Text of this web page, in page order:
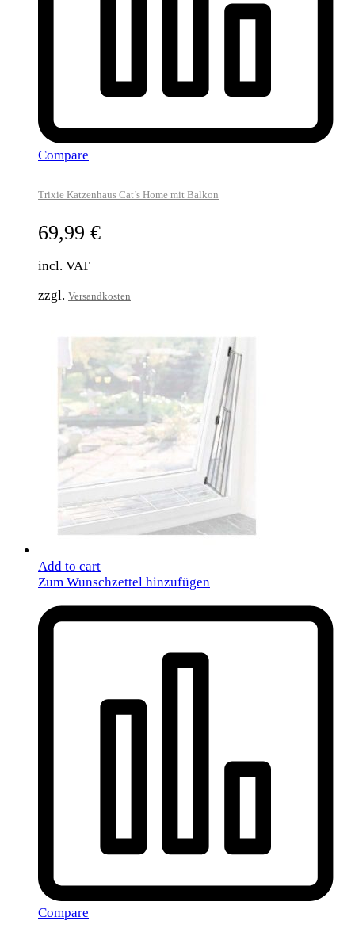
Compare
Trixie Katzenhaus Cat’s Home mit Balkon
69,99 €
incl. VAT
zzgl. Versandkosten
Add to cart
Zum Wunschzettel hinzufügen
Compare